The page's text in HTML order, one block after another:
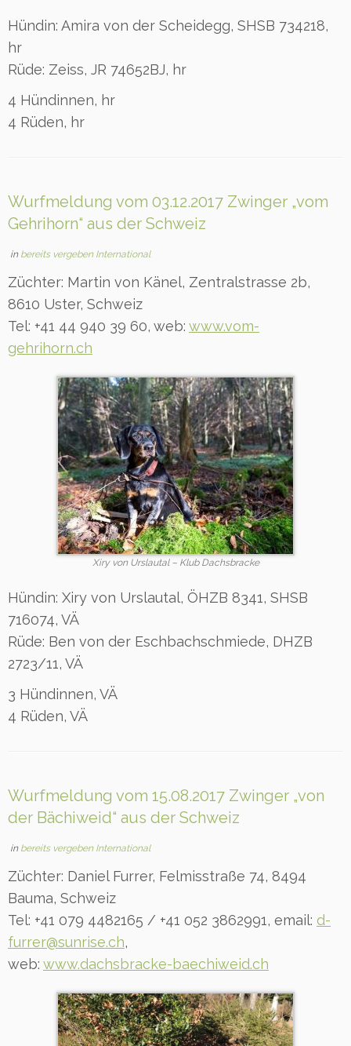
Hündin: Amira von der Scheidegg, SHSB 734218,
hr
Rüde: Zeiss, JR 74652BJ, hr
4 Hündinnen, hr
4 Rüden, hr
Wurfmeldung vom 03.12.2017 Zwinger „vom
Gehrihorn“ aus der Schweiz
in bereits vergeben International
Züchter: Martin von Känel, Zentralstrasse 2b,
8610 Uster, Schweiz
Tel: +41 44 940 39 60, web: www.vom-
gehrihorn.ch
Xiry von Urslautal – Klub Dachsbracke
Hündin: Xiry von Urslautal, ÖHZB 8341, SHSB
716074, VÄ
Rüde: Ben von der Eschbachschmiede, DHZB
2723/11, VÄ
3 Hündinnen, VÄ
4 Rüden, VÄ
Wurfmeldung vom 15.08.2017 Zwinger „von
der Bächiweid“ aus der Schweiz
in bereits vergeben International
Züchter: Daniel Furrer, Felmisstraße 74, 8494
Bauma, Schweiz
Tel: +41 079 4482165 / +41 052 3862991, email: d-
furrer@sunrise.ch,
web: www.dachsbracke-baechiweid.ch